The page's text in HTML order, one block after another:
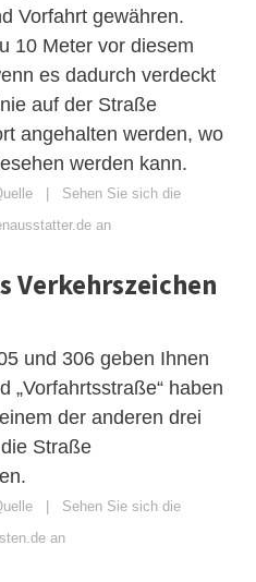
Vorfahrt gewähren.
10 Meter vor diesem
es dadurch verdeckt
auf der Straße
angehalten werden, wo
werden kann.
Sehen Sie sich die
an
Verkehrszeichen
und 306 geben Ihnen
„Vorfahrtsstraße“ haben
der anderen drei
Straße
Sehen Sie sich die
an